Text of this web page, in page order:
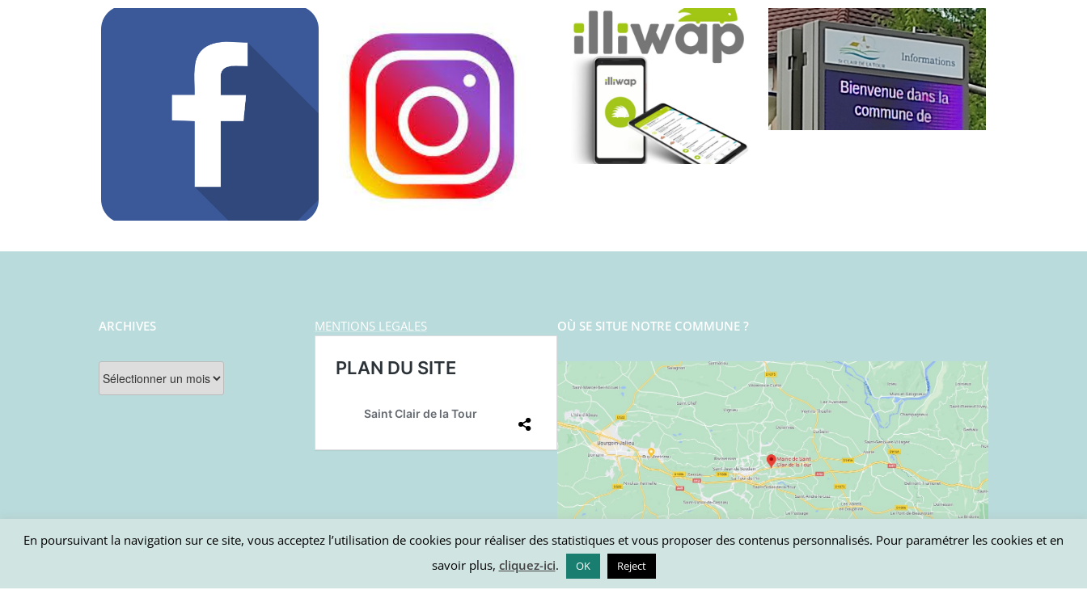
ARCHIVES MENTIONS LEGALES OÙ SE SITUE NOTRE COMMUNE ?
En poursuivant la navigation sur ce site, vous acceptez l’utilisation de cookies pour réaliser des statistiques et vous proposer des contenus personnalisés. Pour paramétrer les cookies et en
savoir plus, cliquez-ici. OK Reject